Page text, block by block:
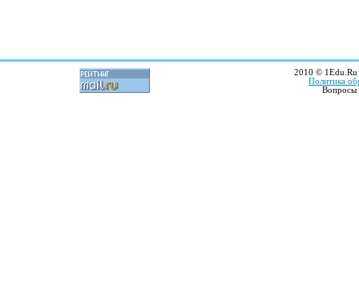
2010 © 1Edu.Ru
Политика
Вопросы